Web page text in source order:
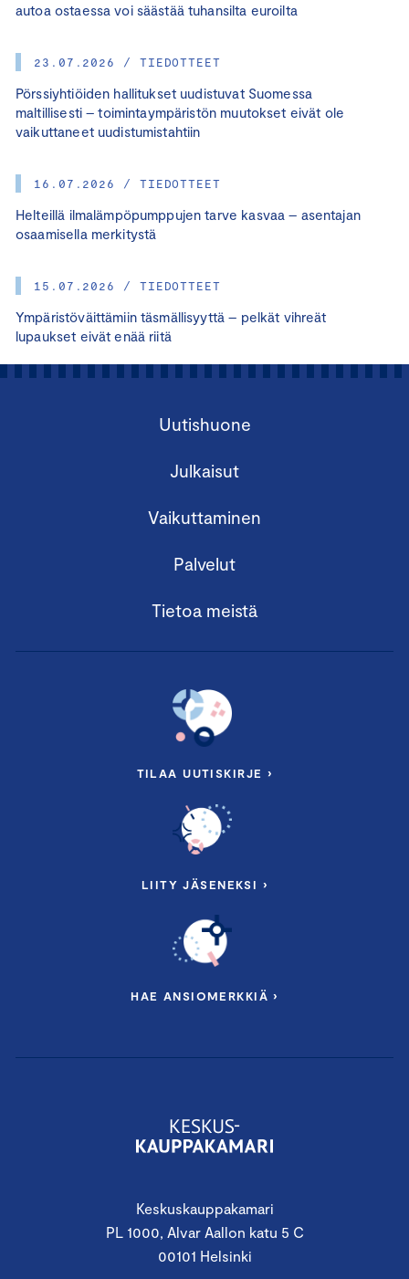
autoa ostaessa voi säästää tuhansilta euroilta
23.07.2026 / TIEDOTTEET
Pörssiyhtiöiden hallitukset uudistuvat Suomessa
maltillisesti – toimintaympäristön muutokset eivät ole
vaikuttaneet uudistumistahtiin
16.07.2026 / TIEDOTTEET
Helteillä ilmalämpöpumppujen tarve kasvaa – asentajan
osaamisella merkitystä
15.07.2026 / TIEDOTTEET
Ympäristöväittämiin täsmällisyyttä – pelkät vihreät
lupaukset eivät enää riitä
Keskuskauppakamari
PL 1000, Alvar Aallon katu 5 C
00101 Helsinki
Uutishuone
Julkaisut
Vaikuttaminen
Palvelut
Tietoa meistä
TILAA UUTISKIRJE ›
LIITY JÄSENEKSI ›
HAE ANSIOMERKKIÄ ›